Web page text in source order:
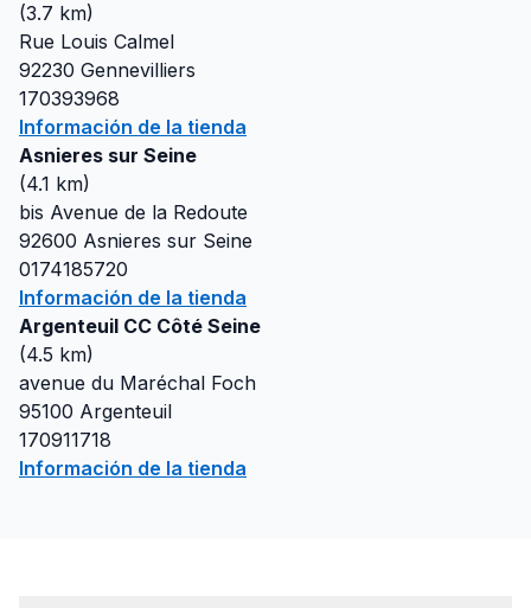
(3.7 km)
Rue Louis Calmel
92230 Gennevilliers
170393968
Información de la tienda
Asnieres sur Seine
(4.1 km)
bis Avenue de la Redoute
92600 Asnieres sur Seine
0174185720
Información de la tienda
Argenteuil CC Côté Seine
(4.5 km)
avenue du Maréchal Foch
95100 Argenteuil
170911718
Información de la tienda